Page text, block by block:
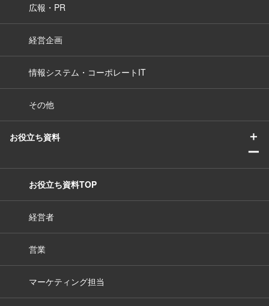
広報・PR
経営企画
情報システム・コーポレートIT
その他
お役立ち資料
＋
ー
お役立ち資料TOP
経営者
営業
マーケティング担当